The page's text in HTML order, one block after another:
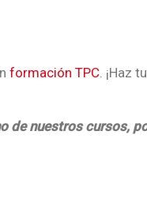
formación TPC. ¡Haz
de nuestros cursos,